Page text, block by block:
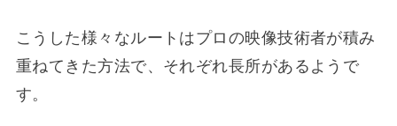
こうした様々なルートはプロの映像技術者が積み
重ねてきた方法で、それぞれ長所があるようで
す。